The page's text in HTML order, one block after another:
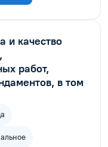
и качество
работ,
в том